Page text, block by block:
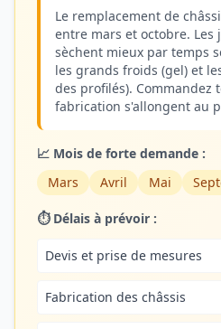
Le remplacement de
entre mars et octobre. Les
sèchent mieux par temps
les grands froids (gel) et
des profilés). Commandez
fabrication s'allongent au
📈 Mois de forte demande :
Mars
Avril Mai
⏱️ Délais à prévoir :
Devis et prise de mesures
Fabrication des châssis